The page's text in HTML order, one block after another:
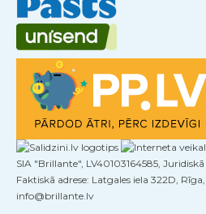
SIA "Brillante", LV40103164585,
Faktiskā adrese: Latgales iela 322D,
info@brillante.lv